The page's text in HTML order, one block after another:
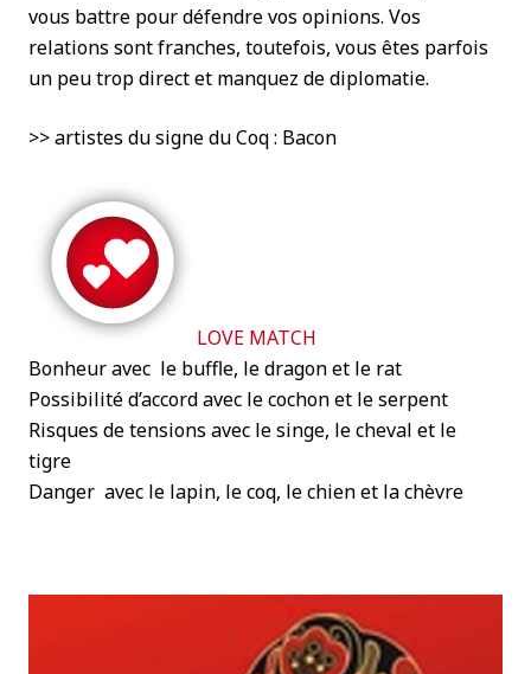
vous battre pour défendre vos opinions. Vos
relations sont franches, toutefois, vous êtes parfois
un peu trop direct et manquez de diplomatie.
>> artistes du signe du Coq : Bacon
LOVE MATCH
Bonheur avec le buffle, le dragon et le rat
Possibilité d’accord avec le cochon et le serpent
Risques de tensions avec le singe, le cheval et le
tigre
Danger avec le lapin, le coq, le chien et la chèvre